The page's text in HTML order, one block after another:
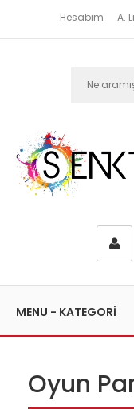
Hesabım A.
MENU - KATEGORİ
Oyun